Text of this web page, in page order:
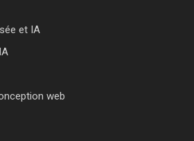
et IA
web